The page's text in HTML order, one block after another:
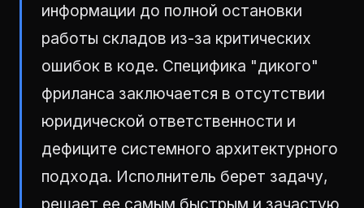
информации до полной остановки
работы складов из-за критических
ошибок в коде. Специфика "дикого"
фриланса заключается в отсутствии
юридической ответственности и
дефиците системного архитектурного
подхода. Исполнитель берет задачу,
решает ее самым быстрым и зачастую